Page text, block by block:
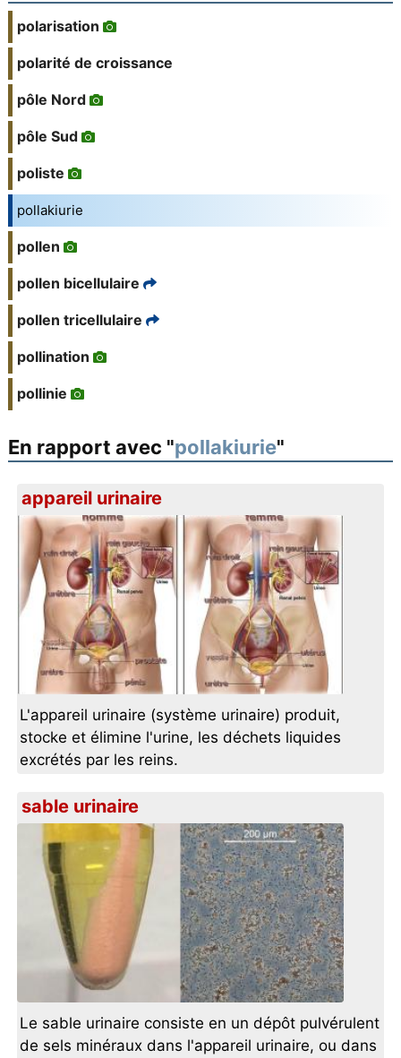
polarisation
polarité de croissance
pôle Nord
pôle Sud
poliste
pollakiurie
pollen
pollen bicellulaire
pollen tricellulaire
pollination
pollinie
En rapport avec "pollakiurie"
appareil urinaire
L'appareil urinaire (système urinaire) produit,
stocke et élimine l'urine, les déchets liquides
excrétés par les reins.
sable urinaire
Le sable urinaire consiste en un dépôt pulvérulent
de sels minéraux dans l'appareil urinaire, ou dans